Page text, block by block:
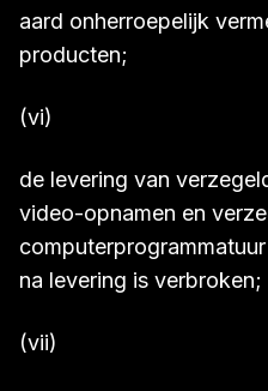
aard onherroepelijk
producten;
(vi)
de levering van
video-opnamen en
na levering is verbroken;
(vii)